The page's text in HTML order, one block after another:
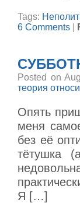
Tags:
6 Comments
Posted on
теория
Опять
меня
без её
тётушка
Я […]